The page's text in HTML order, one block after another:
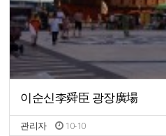
이순신李舜臣 광장廣場
관리자 10-10